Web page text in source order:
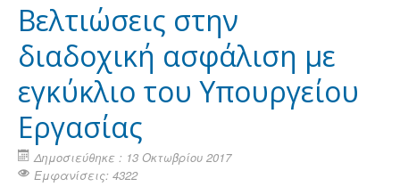
Βελτιώσεις στην
διαδοχική ασφάλιση με
εγκύκλιο του Υπουργείου
Εργασίας
Δημοσιεύθηκε : 13 Οκτωβρίου 2017
Εμφανίσεις: 4322